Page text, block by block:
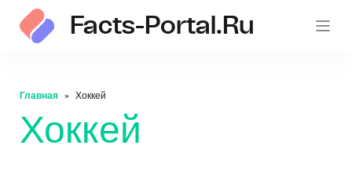
Facts-Portal.ru
Главная Хоккей
Хоккей